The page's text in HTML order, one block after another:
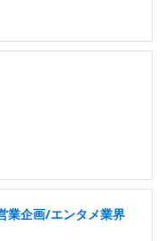
業企画/エンタメ業界